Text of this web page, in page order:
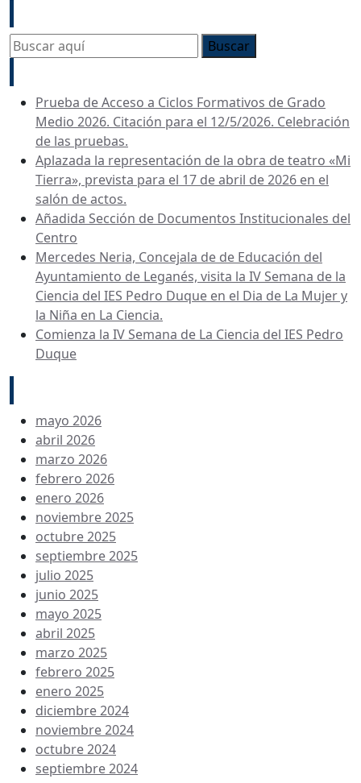
Prueba de Acceso a Ciclos Formativos de Grado
Medio 2026. Citación para el 12/5/2026. Celebración
de las pruebas.
Aplazada la representación de la obra de teatro «Mi
Tierra», prevista para el 17 de abril de 2026 en el
salón de actos.
Añadida Sección de Documentos Institucionales del
Centro
Mercedes Neria, Concejala de de Educación del
Ayuntamiento de Leganés, visita la IV Semana de la
Ciencia del IES Pedro Duque en el Dia de La Mujer y
la Niña en La Ciencia.
Comienza la IV Semana de La Ciencia del IES Pedro
Duque
mayo 2026
abril 2026
marzo 2026
febrero 2026
enero 2026
noviembre 2025
octubre 2025
septiembre 2025
julio 2025
junio 2025
mayo 2025
abril 2025
marzo 2025
febrero 2025
enero 2025
diciembre 2024
noviembre 2024
octubre 2024
septiembre 2024